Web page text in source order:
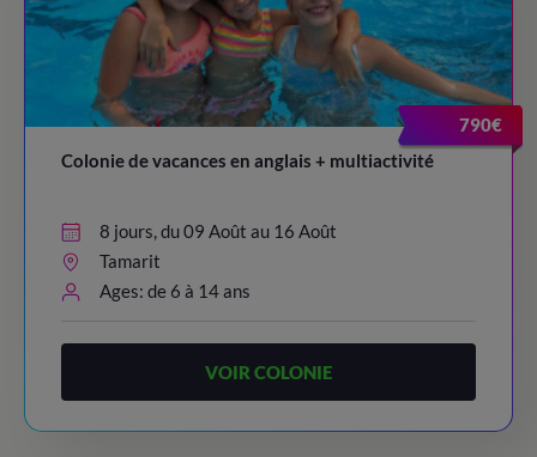
790€
Colonie de vacances en anglais + multiactivité
8 jours, du 09 Août au 16 Août
Tamarit
Ages: de 6 à 14 ans
VOIR COLONIE